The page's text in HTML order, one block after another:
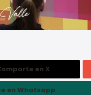
en X
en Whatsapp